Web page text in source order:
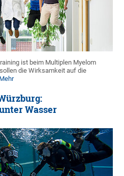
ist beim Multiplen Myelom
die Wirksamkeit auf die
Mehr
Wasser